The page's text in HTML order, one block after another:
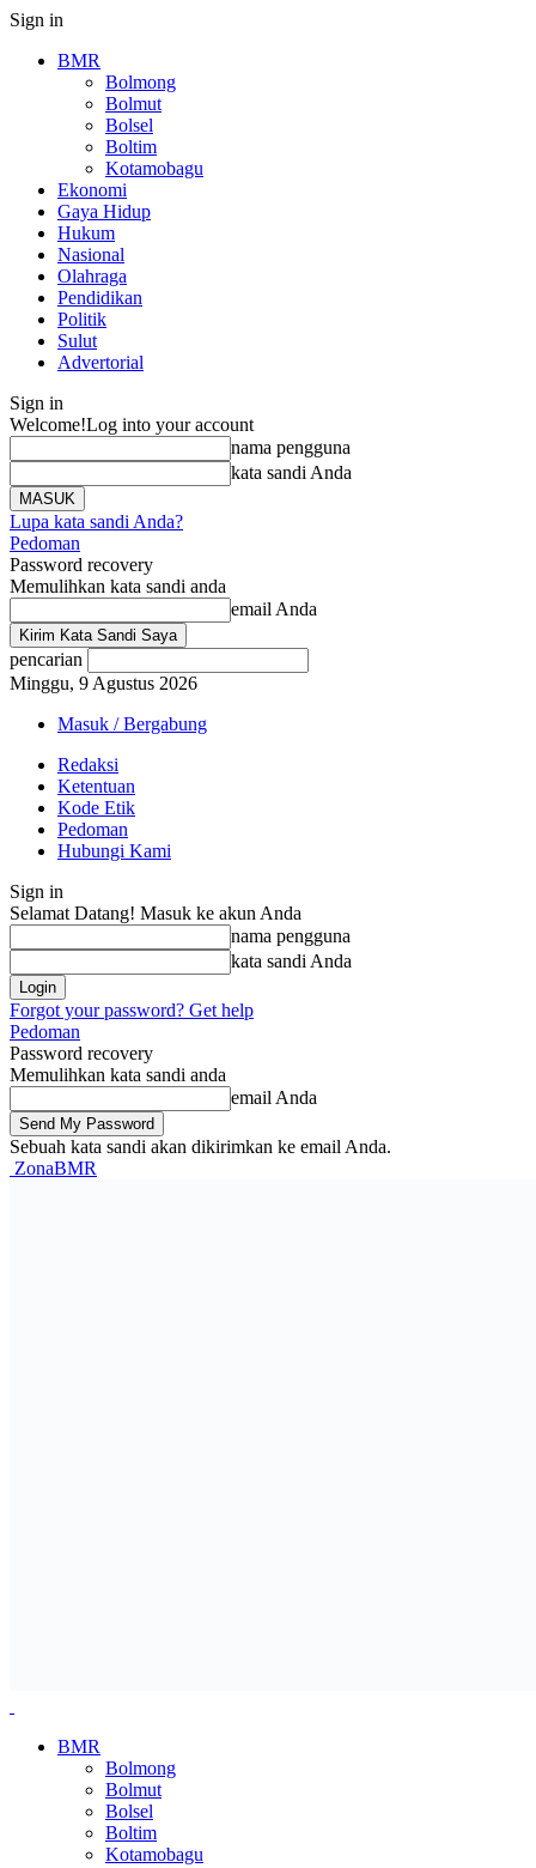
Sign in
BMR
Bolmong
Bolmut
Bolsel
Boltim
Kotamobagu
Ekonomi
Gaya Hidup
Hukum
Nasional
Olahraga
Pendidikan
Politik
Sulut
Advertorial
Sign in
Welcome!Log into your account
nama pengguna
kata sandi Anda
Lupa kata sandi Anda?
Pedoman
Password recovery
Memulihkan kata sandi anda
email Anda
pencarian
Minggu, 9 Agustus 2026
Masuk / Bergabung
Redaksi
Ketentuan
Kode Etik
Pedoman
Hubungi Kami
Sign in
Selamat Datang! Masuk ke akun Anda
nama pengguna
kata sandi Anda
Forgot your password? Get help
Pedoman
Password recovery
Memulihkan kata sandi anda
email Anda
Sebuah kata sandi akan dikirimkan ke email Anda.
ZonaBMR
BMR
Bolmong
Bolmut
Bolsel
Boltim
Kotamobagu